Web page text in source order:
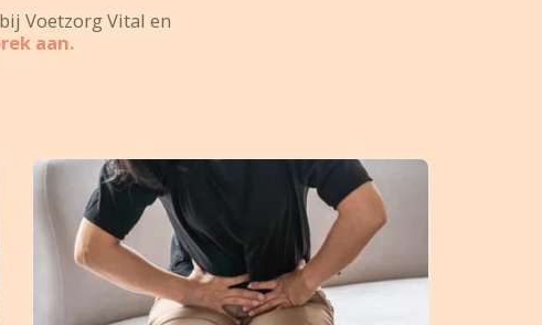
Voetzorg Vital en
aan.